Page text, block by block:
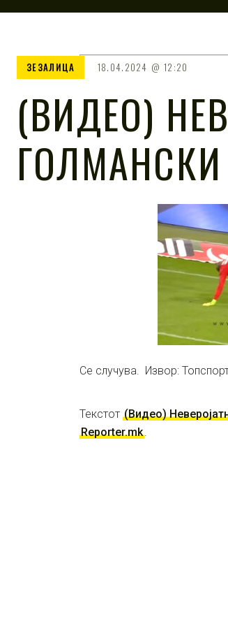
ЗЕЗАЛИЦА 18.04.2024 12:20
(ВИДЕО)
Се случува. Извор:
Текстот (Видео)
Reporter.mk.